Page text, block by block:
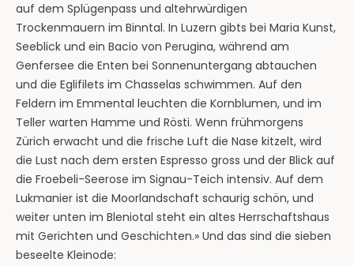
auf dem Splügenpass und altehrwürdigen
Trockenmauern im Binntal. In Luzern gibts bei Maria Kunst,
Seeblick und ein Bacio von Perugina, während am
Genfersee die Enten bei Sonnenuntergang abtauchen
und die Eglifilets im Chasselas schwimmen. Auf den
Feldern im Emmental leuchten die Kornblumen, und im
Teller warten Hamme und Rösti. Wenn frühmorgens
Zürich erwacht und die frische Luft die Nase kitzelt, wird
die Lust nach dem ersten Espresso gross und der Blick auf
die Froebeli-Seerose im Signau-Teich intensiv. Auf dem
Lukmanier ist die Moorlandschaft schaurig schön, und
weiter unten im Bleniotal steht ein altes Herrschaftshaus
mit Gerichten und Geschichten.» Und das sind die sieben
beseelte Kleinode: